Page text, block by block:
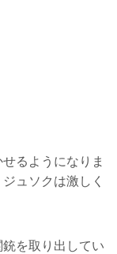
るようになりま
ュソクは激しく
を取り出してい